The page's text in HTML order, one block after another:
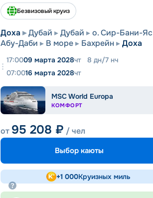
Безвизовый круиз
Доха Дубай Дубай
о. Сир-Бани-Яс
Абу-Даби
В море Бахрейн Доха
17:0009 марта 2028чт 8 дн/7 нч
07:0016 марта 2028чт
MSC World Europa
КОМФОРТ
от 95 208 ₽ / чел
Выбор каюты
+1 000Круизных миль